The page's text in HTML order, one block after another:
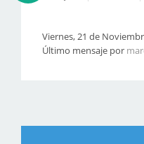
Viernes, 21 de
Último mensaje por